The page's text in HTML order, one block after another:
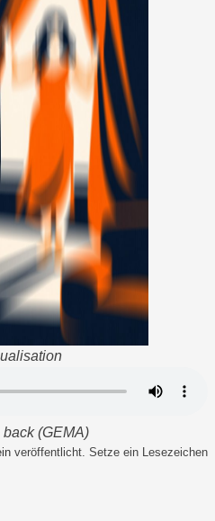
(GEMA)
veröffentlicht. Setze ein Lesezeichen